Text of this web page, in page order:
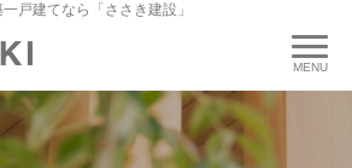
戸建てなら「ささき建設」